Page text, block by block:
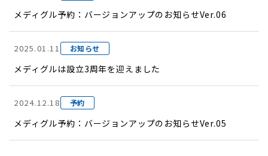
メディグル予約：バージョンアップのお知らせVer.06
2025.01.11 お知らせ
メディグルは設立3周年を迎えました
2024.12.18 予約
メディグル予約：バージョンアップのお知らせVer.05